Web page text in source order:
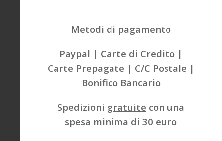
Metodi di pagamento
Paypal | Carte di Credito |
Carte Prepagate | C/C Postale |
Bonifico Bancario
Spedizioni gratuite con una
spesa minima di 30 euro